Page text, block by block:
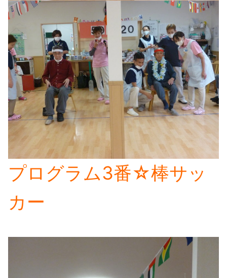
プログラム3番☆棒サッ
カー